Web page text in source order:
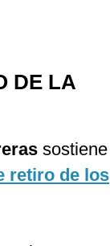
DE LA
sostiene
retiro de los